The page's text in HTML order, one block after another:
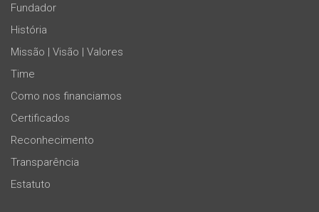
Fundador
História
Missão | Visão | Valores
Time
Como nos financiamos
Certificados
Reconhecimento
Transparência
Estatuto